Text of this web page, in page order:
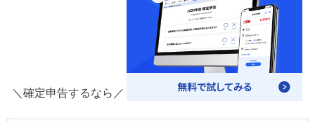
＼確定申告するなら／